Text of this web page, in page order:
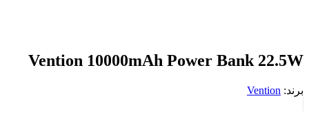
Vention 10000mAh Power Bank 22.5W
برند: Vention